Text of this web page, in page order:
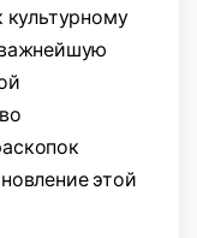
культурному
этой